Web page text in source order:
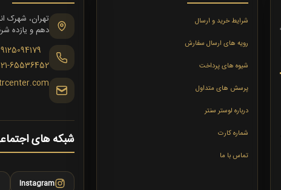
شرایط خرید و ارسال
رویه های ارسال سفارش
شیوه های پرداخت
پرسش های متداول
درباره لوستر سنتر
شماره کارت
تماس با ما
دهم و یازده
65536452
شبکه های
Instagram